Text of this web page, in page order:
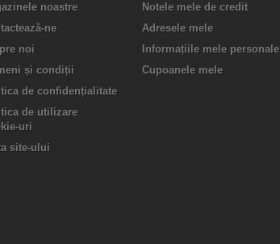
noastre
ne
noi
și condiții
de confidențialitate
de utilizare
uri
site-ului
Notele mele de credit
Adresele mele
Informațiile mele personale
Cupoanele mele